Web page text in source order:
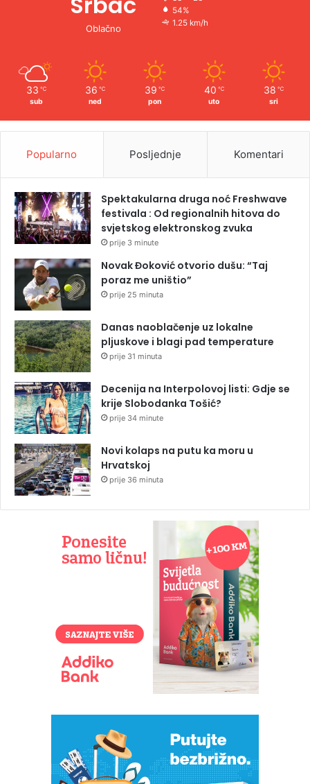
Oblačno
54%
1.25 km/h
33 ℃
sub
36 ℃
ned
39 ℃
pon
40 ℃
uto
38 ℃
sri
Popularno Posljednje Komentari
Spektakularna druga noć Freshwave
festivala : Od regionalnih hitova do
svjetskog elektronskog zvuka
prije 3 minute
Novak Đoković otvorio dušu: “Taj
poraz me uništio”
prije 25 minuta
Danas naoblačenje uz lokalne
pljuskove i blagi pad temperature
prije 31 minuta
Decenija na Interpolovoj listi: Gdje se
krije Slobodanka Tošić?
prije 34 minute
Novi kolaps na putu ka moru u
Hrvatskoj
prije 36 minuta